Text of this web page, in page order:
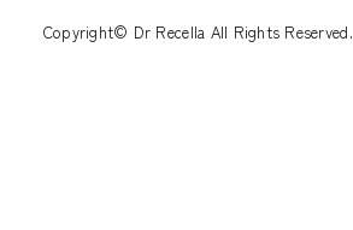
Copyright© Dr Recella All Rights Reserved.